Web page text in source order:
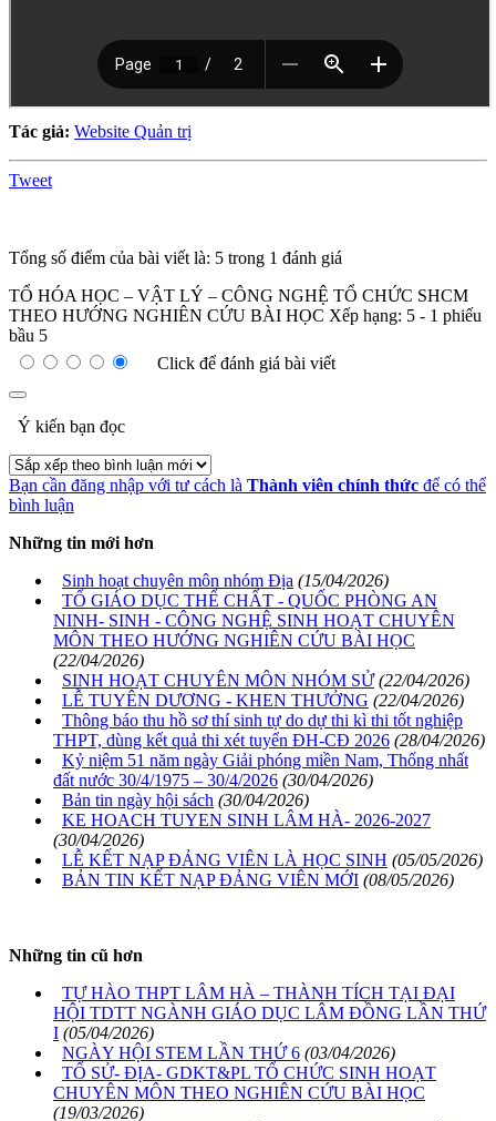
Tác giả: Website Quản trị
Tweet
Tổng số điểm của bài viết là: 5 trong 1 đánh giá
TỔ HÓA HỌC – VẬT LÝ – CÔNG NGHỆ TỔ CHỨC SHCM
THEO HƯỚNG NGHIÊN CỨU BÀI HỌC Xếp hạng: 5 - 1 phiếu
bầu 5
Click để đánh giá bài viết
Ý kiến bạn đọc
Bạn cần đăng nhập với tư cách là Thành viên chính thức để có thể
bình luận
Những tin mới hơn
Sinh hoạt chuyên môn nhóm Địa (15/04/2026)
TỔ GIÁO DỤC THỂ CHẤT - QUỐC PHÒNG AN
NINH- SINH - CÔNG NGHỆ SINH HOẠT CHUYÊN
MÔN THEO HƯỚNG NGHIÊN CỨU BÀI HỌC
(22/04/2026)
SINH HOẠT CHUYÊN MÔN NHÓM SỬ (22/04/2026)
LỄ TUYÊN DƯƠNG - KHEN THƯỞNG (22/04/2026)
Thông báo thu hồ sơ thí sinh tự do dự thi kì thi tốt nghiệp
THPT, dùng kết quả thi xét tuyển ĐH-CĐ 2026 (28/04/2026)
Kỷ niệm 51 năm ngày Giải phóng miền Nam, Thống nhất
đất nước 30/4/1975 – 30/4/2026 (30/04/2026)
Bản tin ngày hội sách (30/04/2026)
KE HOACH TUYEN SINH LÂM HÀ- 2026-2027
(30/04/2026)
LỄ KẾT NẠP ĐẢNG VIÊN LÀ HỌC SINH (05/05/2026)
BẢN TIN KẾT NẠP ĐẢNG VIÊN MỚI (08/05/2026)
Những tin cũ hơn
TỰ HÀO THPT LÂM HÀ – THÀNH TÍCH TẠI ĐẠI
HỘI TDTT NGÀNH GIÁO DỤC LÂM ĐỒNG LẦN THỨ
I (05/04/2026)
NGÀY HỘI STEM LẦN THỨ 6 (03/04/2026)
TỔ SỬ- ĐỊA- GDKT&PL TỔ CHỨC SINH HOẠT
CHUYÊN MÔN THEO NGHIÊN CỨU BÀI HỌC
(19/03/2026)